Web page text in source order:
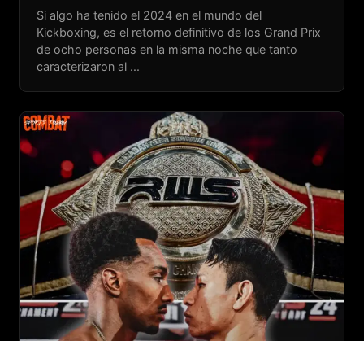
Si algo ha tenido el 2024 en el mundo del
Kickboxing, es el retorno definitivo de los Grand Prix
de ocho personas en la misma noche que tanto
caracterizaron al ...